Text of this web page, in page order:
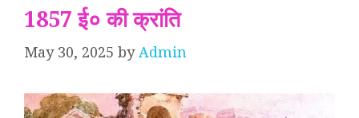
1857 ई० की क्रांति
May 30, 2025 byAdmin